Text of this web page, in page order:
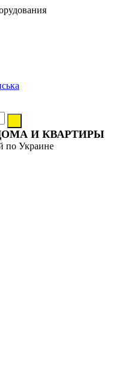
И КВАРТИРЫ
по Украине